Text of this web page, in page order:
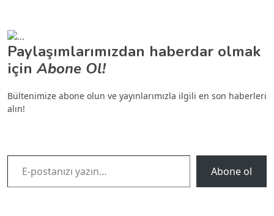
Paylaşımlarımızdan haberdar olmak
için Abone Ol!
Bültenimize abone olun ve yayınlarımızla ilgili en son haberleri
alın!
E-postanızı yazın…
Abone ol